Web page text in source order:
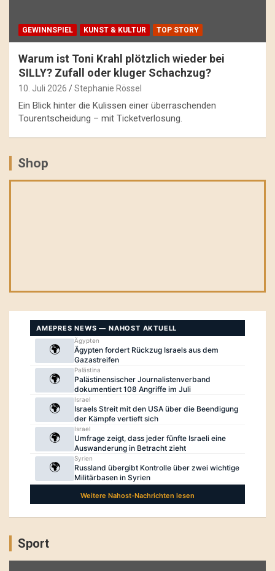
GEWINNSPIEL KUNST & KULTUR TOP STORY
Warum ist Toni Krahl plötzlich wieder bei
SILLY? Zufall oder kluger Schachzug?
10. Juli 2026 Stephanie Rössel
Ein Blick hinter die Kulissen einer überraschenden
Tourentscheidung – mit Ticketverlosung.
Shop
Sport